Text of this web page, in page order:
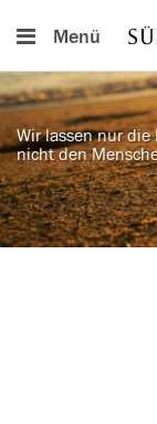
Menü
Wir lassen nur die
nicht den